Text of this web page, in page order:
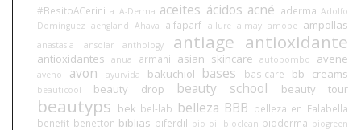
#BesitoACerini a A-Derma aceites ácidos acné aderma Adolfo
Domínguez aengland Ahava alfaparf allure almay amope ampollas
anastasia ansolar anthology antiage antioxidante
antioxidantes anua armani asian skincare autobombo avene
aveno avon ayurvida bakuchiol bases basicare bb creams
beauticool beauty drop beauty school beauty tour
beautyps bek bel-lab belleza BBB belleza en Falabella
benefit benetton biblias biferdil bio oil bioclean bioderma biogreen